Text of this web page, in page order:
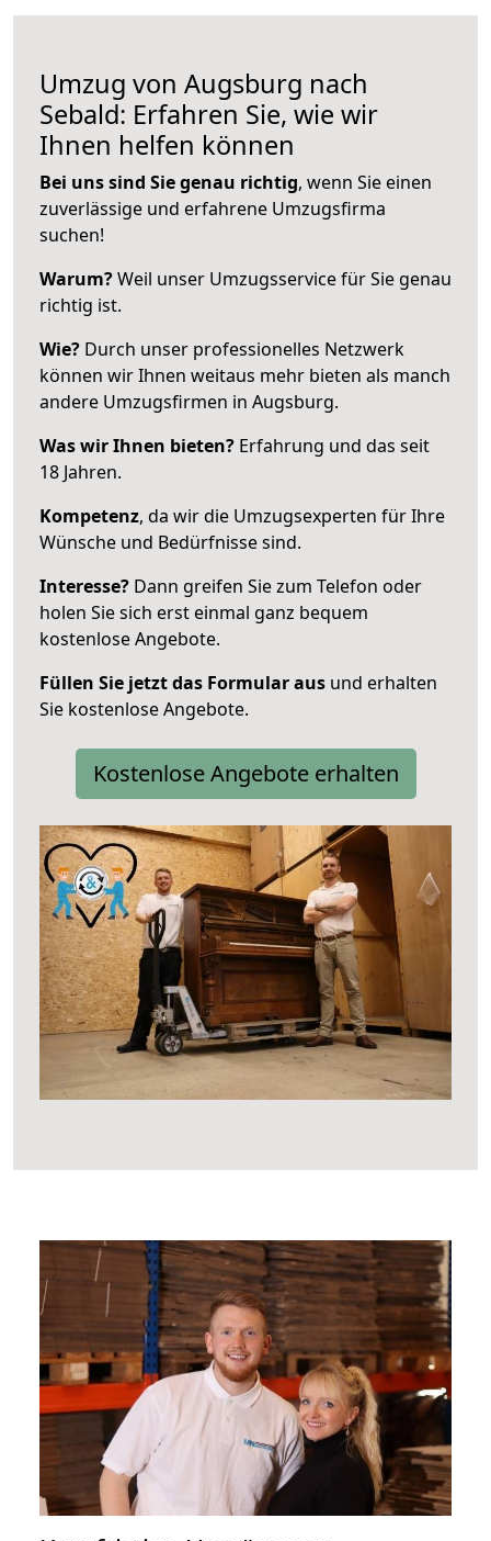
Umzug von Augsburg nach
Sebald: Erfahren Sie, wie wir
Ihnen helfen können
Bei uns sind Sie genau richtig, wenn Sie einen
zuverlässige und erfahrene Umzugsfirma
suchen!
Warum?Weil unser Umzugsservice für Sie genau
richtig ist.
Wie? Durch unser professionelles Netzwerk
können wir Ihnen weitaus mehr bieten als manch
andere Umzugsfirmen in Augsburg.
Was wir Ihnen bieten? Erfahrung und das seit
18 Jahren.
Kompetenz, da wir die Umzugsexperten für Ihre
Wünsche und Bedürfnisse sind.
Interesse? Dann greifen Sie zum Telefon oder
holen Sie sich erst einmal ganz bequem
kostenlose Angebote.
Füllen Sie jetzt das Formular aus und erhalten
Sie kostenlose Angebote.
Kostenlose Angebote erhalten